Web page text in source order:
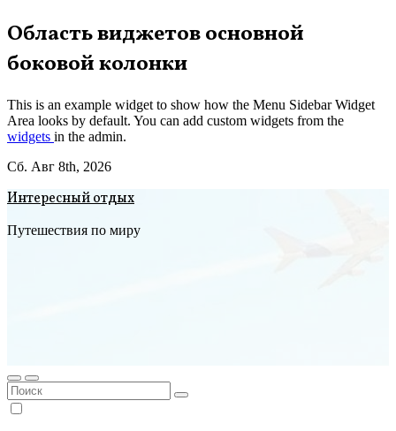
Перейти
к
содержимому
Область виджетов основной
боковой колонки
This is an example widget to show how the Menu Sidebar Widget
Area looks by default. You can add custom widgets from the
widgets in the admin.
Сб. Авг 8th, 2026
Интересный отдых
Путешествия по миру